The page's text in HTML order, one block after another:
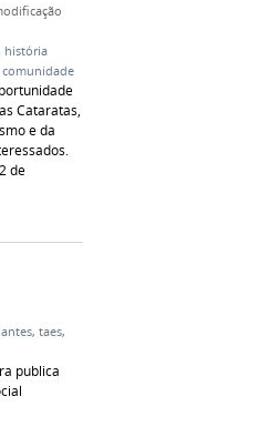
história
comunidade
Cataratas,
e da
de
, taes,
publica